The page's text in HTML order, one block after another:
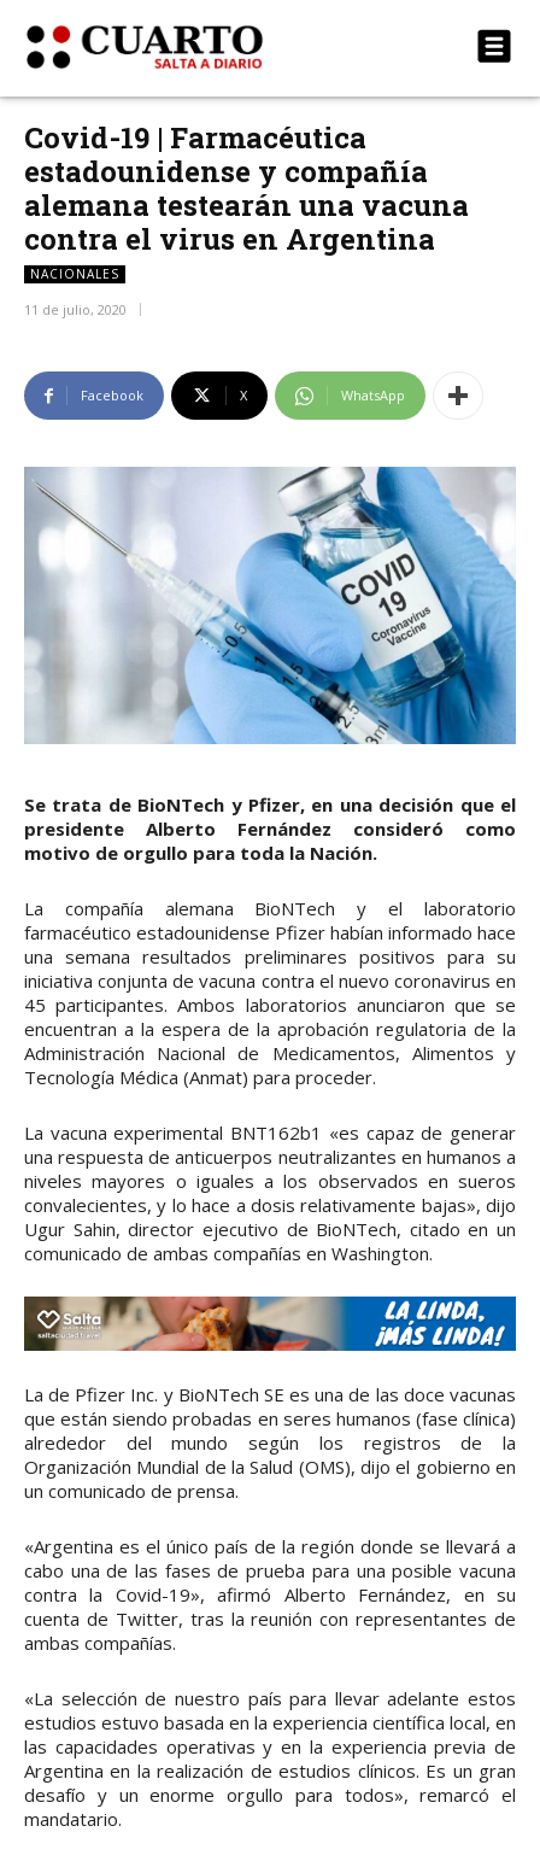
Covid-19 | Farmacéutica
estadounidense y compañía
alemana testearán una vacuna
contra el virus en Argentina
NACIONALES
11 de julio, 2020
Facebook X WhatsApp
Se trata de BioNTech y Pfizer, en una decisión que el
presidente Alberto Fernández consideró como
motivo de orgullo para toda la Nación.
La compañía alemana BioNTech y el laboratorio
farmacéutico estadounidense Pfizer habían informado hace
una semana resultados preliminares positivos para su
iniciativa conjunta de vacuna contra el nuevo coronavirus en
45 participantes. Ambos laboratorios anunciaron que se
encuentran a la espera de la aprobación regulatoria de la
Administración Nacional de Medicamentos, Alimentos y
Tecnología Médica (Anmat) para proceder.
La vacuna experimental BNT162b1 «es capaz de generar
una respuesta de anticuerpos neutralizantes en humanos a
niveles mayores o iguales a los observados en sueros
convalecientes, y lo hace a dosis relativamente bajas», dijo
Ugur Sahin, director ejecutivo de BioNTech, citado en un
comunicado de ambas compañías en Washington.
La de Pfizer Inc. y BioNTech SE es una de las doce vacunas
que están siendo probadas en seres humanos (fase clínica)
alrededor del mundo según los registros de la
Organización Mundial de la Salud (OMS), dijo el gobierno en
un comunicado de prensa.
«Argentina es el único país de la región donde se llevará a
cabo una de las fases de prueba para una posible vacuna
contra la Covid-19», afirmó Alberto Fernández, en su
cuenta de Twitter, tras la reunión con representantes de
ambas compañías.
«La selección de nuestro país para llevar adelante estos
estudios estuvo basada en la experiencia científica local, en
las capacidades operativas y en la experiencia previa de
Argentina en la realización de estudios clínicos. Es un gran
desafío y un enorme orgullo para todos», remarcó el
mandatario.